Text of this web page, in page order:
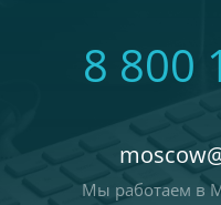
8 800
Мы работаем в